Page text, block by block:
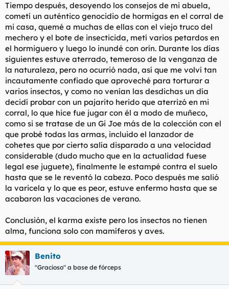
Tiempo después, desoyendo los consejos de mi abuela,
cometí un auténtico genocidio de hormigas en el corral de
mi casa, quemé a muchas de ellas con el viejo truco del
mechero y el bote de insecticida, metí varios petardos en
el hormiguero y luego lo inundé con orín. Durante los días
siguientes estuve aterrado, temeroso de la venganza de
la naturaleza, pero no ocurrió nada, así que me volví tan
incautamente confiado que aproveché para torturar a
varios insectos, y como no venían las desdichas un día
decidí probar con un pajarito herido que aterrizó en mi
corral, lo que hice fue jugar con él a modo de muñeco,
como si se tratase de un Gi Joe más de la colección con el
que probé todas las armas, incluido el lanzador de
cohetes que por cierto salía disparado a una velocidad
considerable (dudo mucho que en la actualidad fuese
legal ese juguete), finalmente le estampé contra el suelo
hasta que se le reventó la cabeza. Poco después me salió
la varicela y lo que es peor, estuve enfermo hasta que se
acabaron las vacaciones de verano.
Conclusión, el karma existe pero los insectos no tienen
alma, funciona solo con mamíferos y aves.
Benito
"Gracioso" a base de fórceps